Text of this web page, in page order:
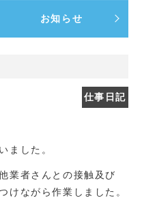
お知らせ
仕事日記
ました。
業者さんとの接触及び
けながら作業しました。